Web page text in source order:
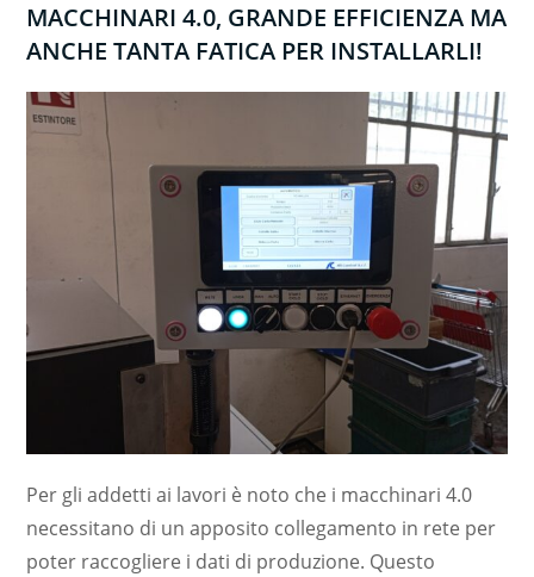
MACCHINARI4.0, GRANDE EFFICIENZA MA
ANCHE TANTA FATICA PER INSTALLARLI!
Per gli addetti ai lavori è noto che i macchinari 4.0
necessitano di un apposito collegamento in rete per
poter raccogliere i dati di produzione. Questo